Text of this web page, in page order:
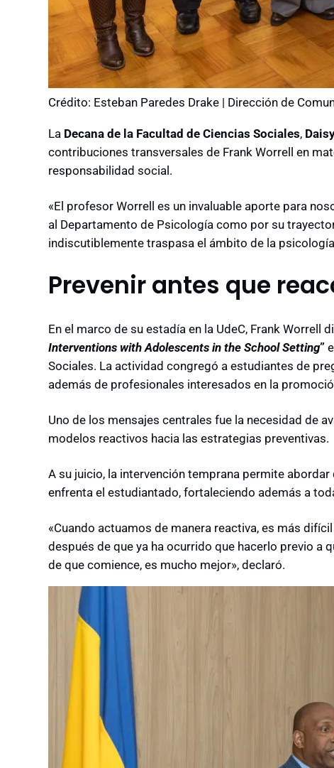
Crédito: Esteban Paredes Drake | Dirección de
La Decana de la Facultad de Ciencias Sociales,
contribuciones transversales de Frank Worrell en
responsabilidad social.
«El profesor Worrell es un invaluable aporte para
al Departamento de Psicología como por su
indiscutiblemente traspasa el ámbito de la
Prevenir antes que
En el marco de su estadía en la UdeC, Frank Worrell
Interventions with Adolescents in the School Setting”
Sociales. La actividad congregó a estudiantes de
además de profesionales interesados en la
Uno de los mensajes centrales fue la necesidad de
modelos reactivos hacia las estrategias preventivas.
A su juicio, la intervención temprana permite
enfrenta el estudiantado, fortaleciendo además a
«Cuando actuamos de manera reactiva, es más
después de que ya ha ocurrido que hacerlo previo a
de que comience, es mucho mejor», declaró.